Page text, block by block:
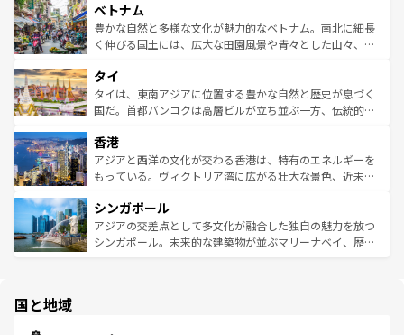
参照してほしい。
容にもいいと評判のスイーツなど、バラエティ豊かな料理
が味わえる。 なお、新着の台湾情報は コンテンツ一覧を参
照してほしい。
き、地方に足を延ばせば四季折々の自然美を楽しむことが
できる。そして、キムチや焼肉、絶品のストリートフード
まで、さまざまな韓国料理が待っている。夜には、韓国な
リティに包まれながら、韓国の多彩な魅力を心ゆくまで味
わってみてほしい。 なお、新着の韓国情報はコンテンツ一
覧を参照してほしい。
ベトナム
豊かな自然と多様な文化が魅力的なベトナム。南北に細長
く伸びる国土には、広大な田園風景や青々とした山々、世
急速な発展と共に伝統が息づく。ハノイの古い町並みやホ
ーチミン市のフランス統治時代の建物も、独特の雰囲気を
醸し出している。また、バラエティの豊かさとおいしさで
とつ。フォーやバインミー、ベトナムコーヒーなどは、ぜ
ひ現地で味わいたい。どの地域を訪れてもあたたかい人々
が旅行者を迎えてくれるので、きっと忘れられない旅にな
参照してほしい。
タイ
タイは、東南アジアに位置する豊かな自然と歴史が息づく
国だ。首都バンコクは高層ビルが立ち並ぶ一方、伝統的な
の活気が交差している。北部ではチェンマイなどの山岳地
帯で自然と触れ合い、南部ではプーケットやクラビの美し
いビーチでリゾート気分を楽しむことができる。タイ料理
激する。気候は一年中温暖で、どの季節にも異なる楽しみ
が待っている。親しみやすいタイの人々、仏教を中心とし
た文化、そして多様な観光資源が、訪れる旅人を魅了し続
香港
アジアと西洋の文化が交わる香港は、特有のエネルギーを
もっている。ヴィクトリア湾に広がる壮大な景色、近未来
み、どこを訪れても感動するはず。観光スポットが密集し
ており、効率よく見どころを回れるのも魅力。息をのむよ
うな絶景から文化的な体験まで、香港を存分に楽しみ尽く
シンガポール
アジアの交差点として多文化が融合した独自の魅力を放つ
シンガポール。未来的な建築物が並ぶマリーナベイ、歴史
国と地域